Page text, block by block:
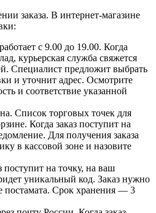
заказа. В интернет-магазине
с 9.00 до 19.00. Когда
курьерская служба свяжется
Специалист предложит выбрать
и уточнит адрес. Осмотрите
и соответствие указанной
Список торговых точек для
Когда заказ поступит на
Для получения заказа
в кассовой зоне и назовите
поступит на точку, на ваш
уникальный код. Заказ нужно
постамата. Срок хранения — 3